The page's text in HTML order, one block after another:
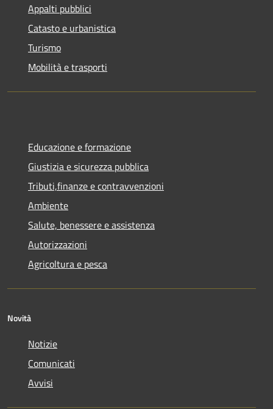
Appalti pubblici
Catasto e urbanistica
Turismo
Mobilità e trasporti
Educazione e formazione
Giustizia e sicurezza pubblica
Tributi,finanze e contravvenzioni
Ambiente
Salute, benessere e assistenza
Autorizzazioni
Agricoltura e pesca
Novità
Notizie
Comunicati
Avvisi